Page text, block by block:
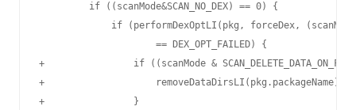
         if ((scanMode&SCAN_NO_DEX) == 0) {
if (performDexOptLI(pkg, forceDex,
                     == DEX_OPT_FAILED) {
+                if ((scanMode &
+                    removeDataDirsLI(pkg.packageName);
+                }